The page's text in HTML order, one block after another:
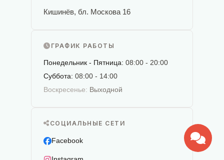
Кишинёв, бл. Москова 16
ГРАФИК РАБОТЫ
Понедельник - Пятница: 08:00 - 20:00
Суббота: 08:00 - 14:00
Воскресенье: Выходной
СОЦИАЛЬНЫЕ СЕТИ
Facebook